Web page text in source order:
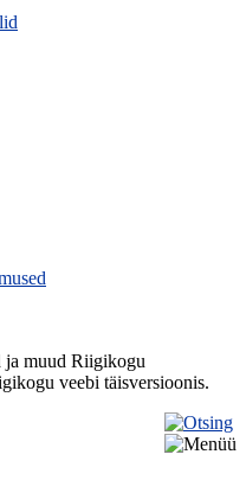
ja muud Riigikogu
veebi täisversioonis.